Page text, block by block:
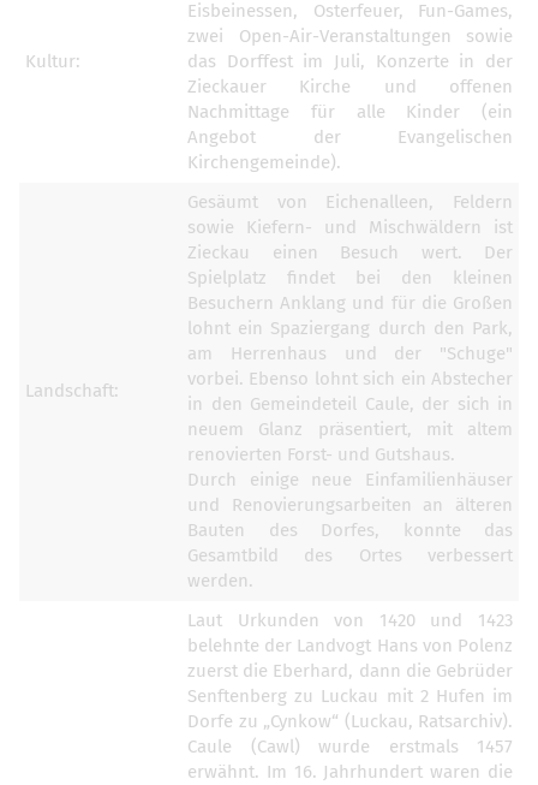
Kultur:
Eisbeinessen, Osterfeuer, Fun-Games,
zwei Open-Air-Veranstaltungen sowie
das Dorffest im Juli, Konzerte in der
Zieckauer Kirche und offenen
Nachmittage für alle Kinder (ein
Angebot der Evangelischen
Kirchengemeinde).
Landschaft:
Gesäumt von Eichenalleen, Feldern
sowie Kiefern- und Mischwäldern ist
Zieckau einen Besuch wert. Der
Spielplatz findet bei den kleinen
Besuchern Anklang und für die Großen
lohnt ein Spaziergang durch den Park,
am Herrenhaus und der "Schuge"
vorbei. Ebenso lohnt sich ein Abstecher
in den Gemeindeteil Caule, der sich in
neuem Glanz präsentiert, mit altem
renovierten Forst- und Gutshaus.
Durch einige neue Einfamilienhäuser
und Renovierungsarbeiten an älteren
Bauten des Dorfes, konnte das
Gesamtbild des Ortes verbessert
werden.
Laut Urkunden von 1420 und 1423
belehnte der Landvogt Hans von Polenz
zuerst die Eberhard, dann die Gebrüder
Senftenberg zu Luckau mit 2 Hufen im
Dorfe zu „Cynkow“ (Luckau, Ratsarchiv).
Caule (Cawl) wurde erstmals 1457
erwähnt. Im 16. Jahrhundert waren die